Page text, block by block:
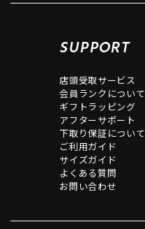
SUPPORT
店頭受取サービス
会員ランクについて
ギフトラッピング
アフターサポート
下取り保証について
ご利用ガイド
サイズガイド
よくある質問
お問い合わせ